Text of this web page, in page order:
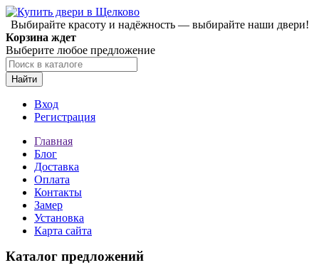
Выбирайте красоту и надёжность — выбирайте наши двери!
Корзина ждет
Выберите любое предложение
Найти
Вход
Регистрация
Главная
Блог
Доставка
Оплата
Контакты
Замер
Установка
Карта сайта
Каталог предложений